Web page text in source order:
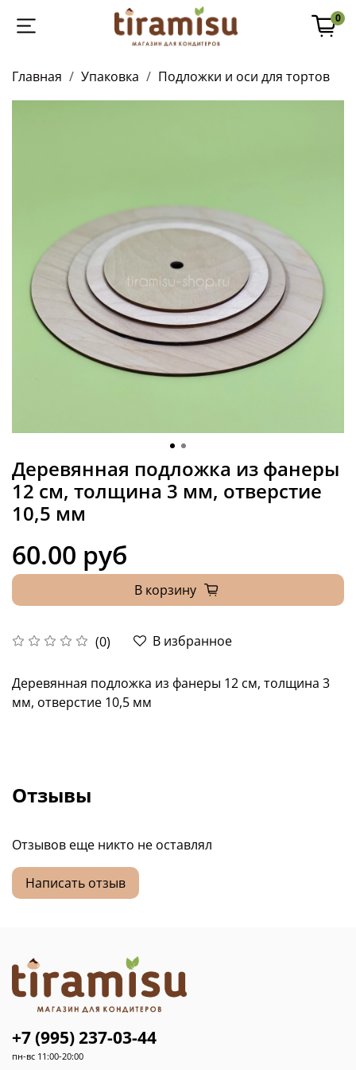
0
Главная Упаковка Подложки и оси для тортов
Деревянная подложка из фанеры
12 см, толщина 3 мм, отверстие
10,5 мм
(0) В избранное
60.00 руб
В корзину
Деревянная подложка из фанеры 12 см, толщина 3
мм, отверстие 10,5 мм
Отзывы
Отзывов еще никто не оставлял
Написать отзыв
+7 (995) 237-03-44
пн-вс 11:00-20:00